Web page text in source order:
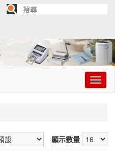
切
换
顯示數量